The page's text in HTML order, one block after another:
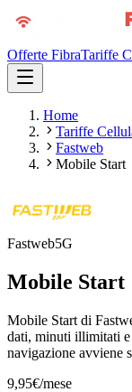
Offerte FibraTariffe
Home
Tariffe
Fastweb
Mobile Start
Fastweb5G
Mobile Start
Mobile Start di
dati, minuti illimitati e
navigazione avviene
9,95€/mese